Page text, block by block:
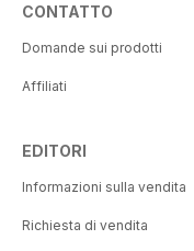
CONTATTO
Domande sui prodotti
Affiliati
EDITORI
Informazioni sulla vendita
Richiesta di vendita